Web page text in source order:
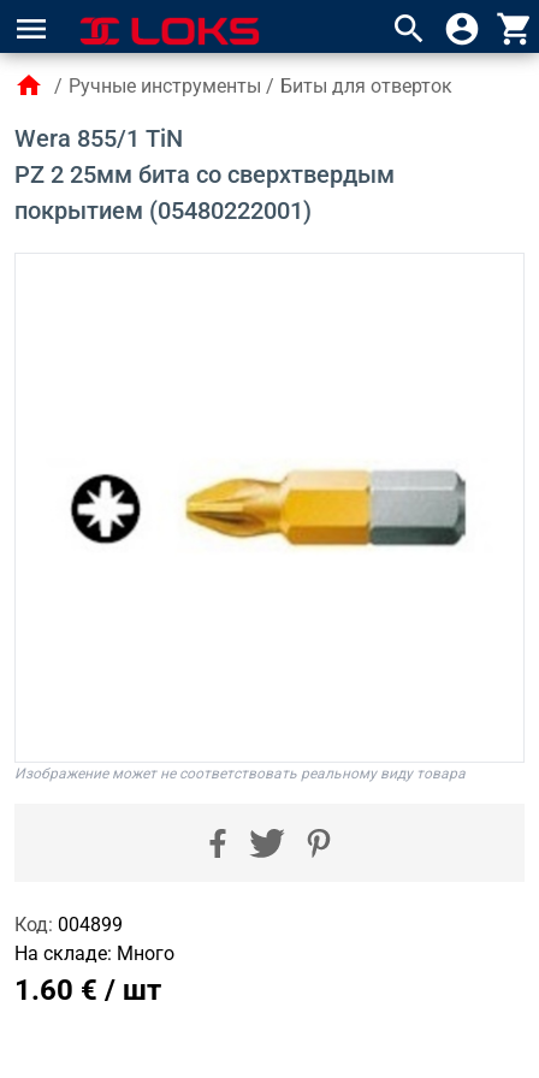
menu search account_circle shopping_cart
home / Ручные инструменты / Биты для отверток
Wera 855/1 TiN
PZ 2 25мм бита со сверхтвердым
покрытием (05480222001)
Изображение может не соответствовать реальному виду товара
Код: 004899
На складе: Много
1.60 € / шт